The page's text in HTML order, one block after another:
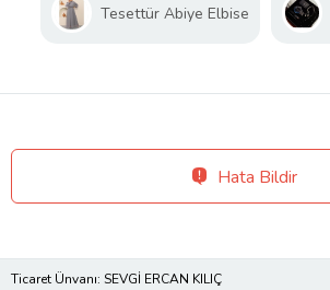
Tesettür Abiye Elbise
Hata Bildir
Ticaret Ünvanı: SEVGİ ERCAN KILIÇ